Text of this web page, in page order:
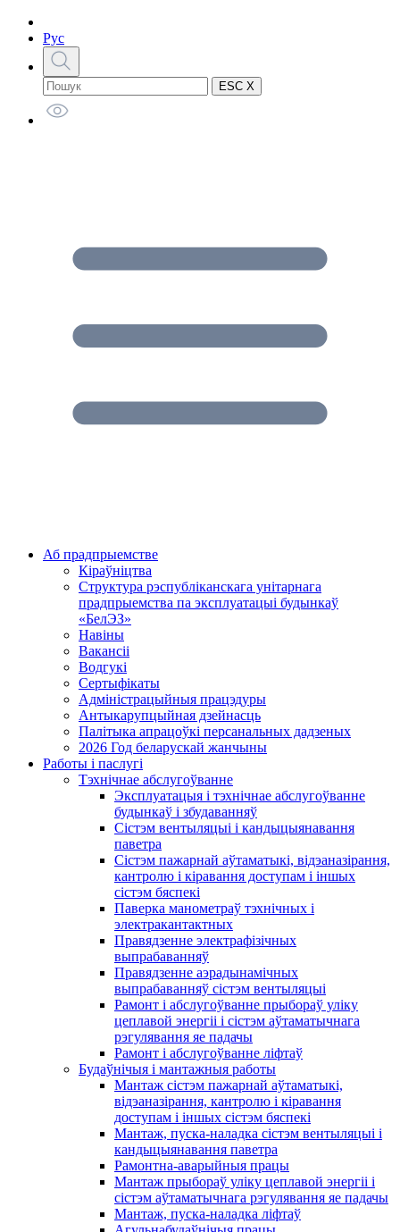
Рус
ESC X
Аб прадпрыемстве
Кіраўніцтва
Структура рэспубліканскага унітарнага
прадпрыемства па эксплуатацыі будынкаў
«БелЭЗ»
Навіны
Вакансіі
Водгукі
Сертыфікаты
Адміністрацыйныя працэдуры
Антыкарупцыйная дзейнасць
Палітыка апрацоўкі персанальных дадзеных
2026 Год беларускай жанчыны
Работы і паслугі
Тэхнічнае абслугоўванне
Эксплуатацыя і тэхнічнае абслугоўванне
будынкаў і збудаванняў
Сістэм вентыляцыі і кандыцыянавання
паветра
Сістэм пажарнай аўтаматыкі, відэаназірання,
кантролю і кіравання доступам і іншых
сістэм бяспекі
Паверка манометраў тэхнічных і
электракантактных
Правядзенне электрафізічных
выпрабаванняў
Правядзенне аэрадынамічных
выпрабаванняў сістэм вентыляцыі
Рамонт і абслугоўванне прыбораў уліку
цеплавой энергіі і сістэм аўтаматычнага
рэгулявання яе падачы
Рамонт і абслугоўванне ліфтаў
Будаўнічыя і мантажныя работы
Мантаж сістэм пажарнай аўтаматыкі,
відэаназірання, кантролю і кіравання
доступам і іншых сістэм бяспекі
Мантаж, пуска-наладка сістэм вентыляцыі і
кандыцыянавання паветра
Рамонтна-аварыйныя працы
Мантаж прыбораў уліку цеплавой энергіі і
сістэм аўтаматычнага рэгулявання яе падачы
Мантаж, пуска-наладка ліфтаў